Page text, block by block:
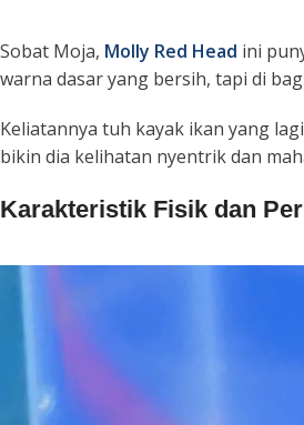
Sobat Moja, Molly Red Head ini
warna dasar yang bersih, tapi di
Keliatannya tuh kayak ikan yang
bikin dia kelihatan nyentrik dan
Karakteristik Fisik dan